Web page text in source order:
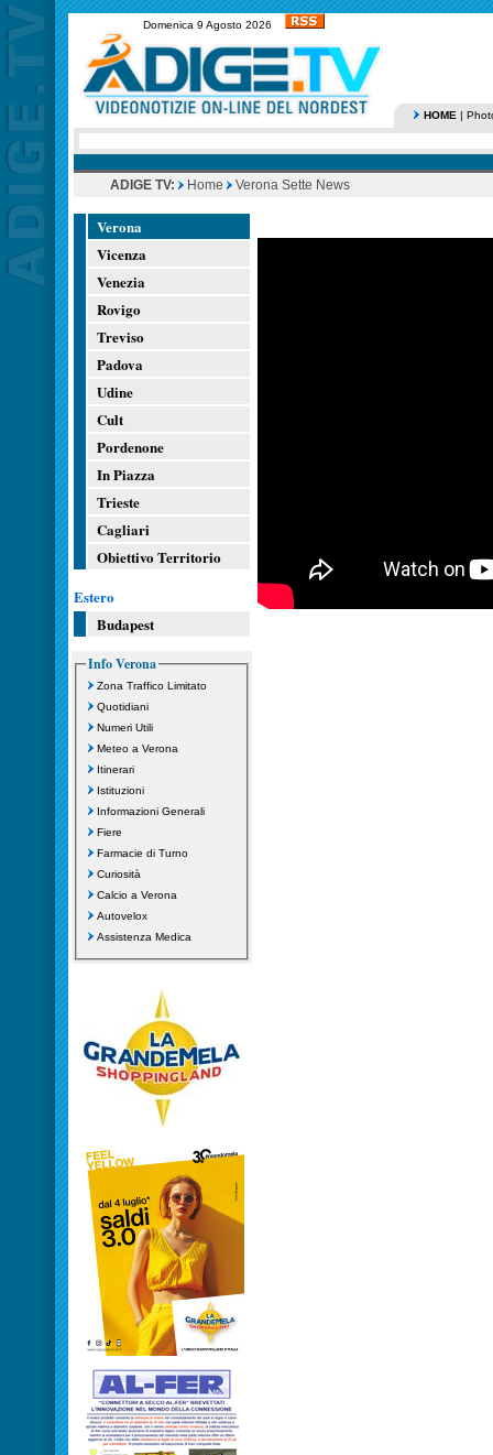
Domenica 9 Agosto 2026
HOME |
ADIGE TV: Home Verona Sette News
Verona
Vicenza
Venezia
Rovigo
Treviso
Padova
Udine
Cult
Pordenone
In Piazza
Trieste
Cagliari
Obiettivo Territorio
Estero
Budapest
Info Verona
Zona Traffico Limitato
Quotidiani
Numeri Utili
Meteo a Verona
Itinerari
Istituzioni
Informazioni Generali
Fiere
Farmacie di Turno
Curiosità
Calcio a Verona
Autovelox
Assistenza Medica